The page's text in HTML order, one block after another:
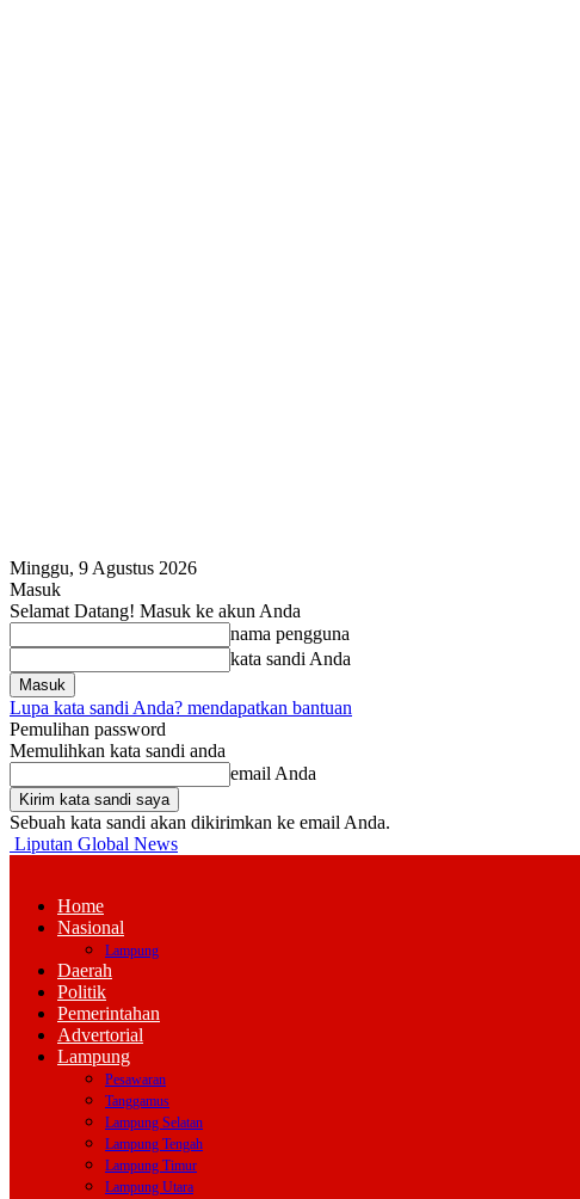
Minggu, 9 Agustus 2026
Masuk
Selamat Datang! Masuk ke akun Anda
nama pengguna
kata sandi Anda
Lupa kata sandi Anda? mendapatkan bantuan
Pemulihan password
Memulihkan kata sandi anda
email Anda
Sebuah kata sandi akan dikirimkan ke email Anda.
Liputan Global News
Home
Nasional
Lampung
Daerah
Politik
Pemerintahan
Advertorial
Lampung
Pesawaran
Tanggamus
Lampung Selatan
Lampung Tengah
Lampung Timur
Lampung Utara